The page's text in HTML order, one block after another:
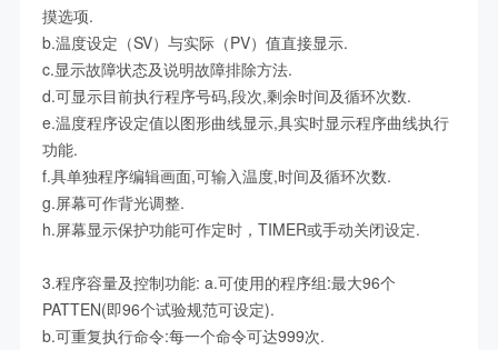
摸选项.
b.温度设定（SV）与实际（PV）值直接显示.
c.显示故障状态及说明故障排除方法.
d.可显示目前执行程序号码,段次,剩余时间及循环次数.
e.温度程序设定值以图形曲线显示,具实时显示程序曲线执行
功能.
f.具单独程序编辑画面,可输入温度,时间及循环次数.
g.屏幕可作背光调整.
h.屏幕显示保护功能可作定时，TIMER或手动关闭设定.
3.程序容量及控制功能: a.可使用的程序组:最大96个
PATTEN(即96个试验规范可设定).
b.可重复执行命令:每一个命令可达999次.